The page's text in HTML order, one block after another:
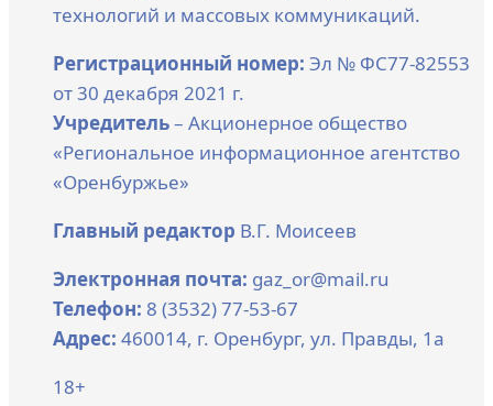
технологий и массовых коммуникаций.
Регистрационный номер: Эл № ФС77-82553
от 30 декабря 2021 г.
Учредитель– Акционерное общество
«Региональное информационное агентство
«Оренбуржье»
Главный редактор В.Г. Моисеев
Электронная почта: gaz_or@mail.ru
Телефон: 8 (3532) 77-53-67
Адрес: 460014, г. Оренбург, ул. Правды, 1а
18+